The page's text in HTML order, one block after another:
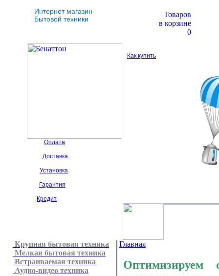
Интернет магазин
Бытовой техники
Товаров
в корзине
0
Как купить
Оплата
Доставка
Установка
Гарантия
Кредит
Крупная бытовая техника
Мелкая бытовая техника
Встраиваемая техника
Аудио-видео техника
Главная